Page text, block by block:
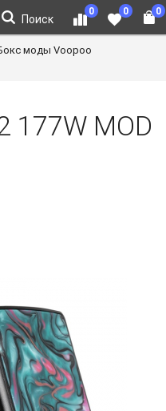
Поиск
0 0 0
моды Voopoo
177W MOD